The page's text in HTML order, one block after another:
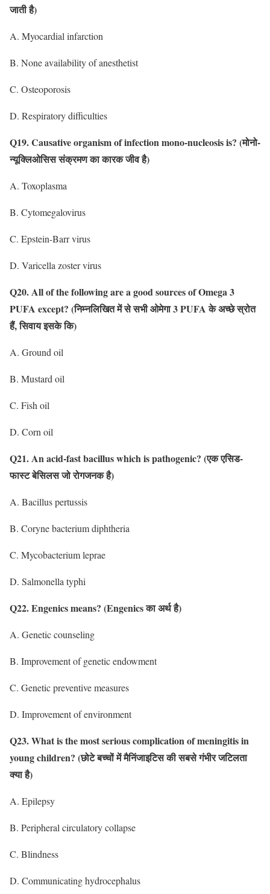
जाती है)
A. Myocardial infarction
B. None availability of anesthetist
C. Osteoporosis
D. Respiratory difficulties
Q19. Causative organism of infection mono-nucleosis is? (मोनो-
न्यूक्लिओसिस संक्रमण का कारक जीव है)
A. Toxoplasma
B. Cytomegalovirus
C. Epstein-Barr virus
D. Varicella zoster virus
Q20. All of the following are a good sources of Omega 3
PUFA except? (निम्नलिखित में से सभी ओमेगा 3 PUFA के अच्छे स्रोत
हैं, सिवाय इसके कि)
A. Ground oil
B. Mustard oil
C. Fish oil
D. Corn oil
Q21. An acid-fast bacillus which is pathogenic? (एक एसिड-
फास्ट बेसिलस जो रोगजनक है)
A. Bacillus pertussis
B. Coryne bacterium diphtheria
C. Mycobacterium leprae
D. Salmonella typhi
Q22. Engenics means? (Engenics का अर्थ है)
A. Genetic counseling
B. Improvement of genetic endowment
C. Genetic preventive measures
D. Improvement of environment
Q23. What is the most serious complication of meningitis in
young children? (छोटे बच्चों में मैनिंजाइटिस की सबसे गंभीर जटिलता
क्या है)
A. Epilepsy
B. Peripheral circulatory collapse
C. Blindness
D. Communicating hydrocephalus